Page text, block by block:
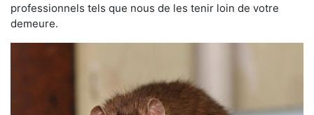
professionnels tels que nous de les tenir loin de votre
demeure.